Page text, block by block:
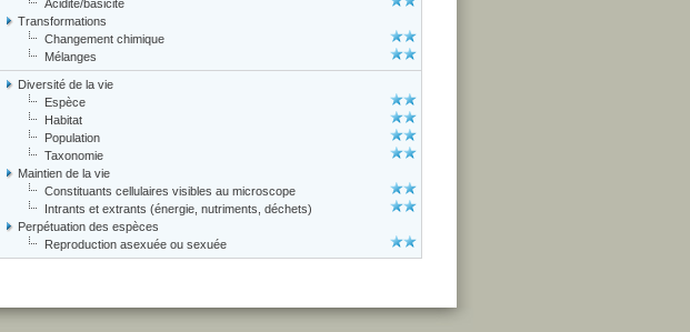
Acidité/basicité
Transformations
Changement chimique
Mélanges
Diversité de la vie
Espèce
Habitat
Population
Taxonomie
Maintien de la vie
Constituants cellulaires visibles au microscope
Intrants et extrants (énergie, nutriments, déchets)
Perpétuation des espèces
Reproduction asexuée ou sexuée